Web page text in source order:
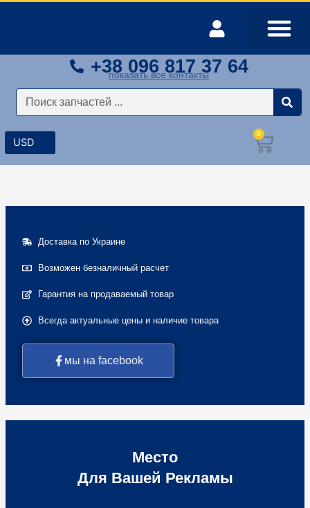
+38 096 817 37 64
показать все контакты
Поиск
0
Доставка по Украине
Возможен безналичный расчет
Гарантия на продаваемый товар
Всегда актуальные цены и наличие товара
мы на facebook
Место
Для Вашей Рекламы